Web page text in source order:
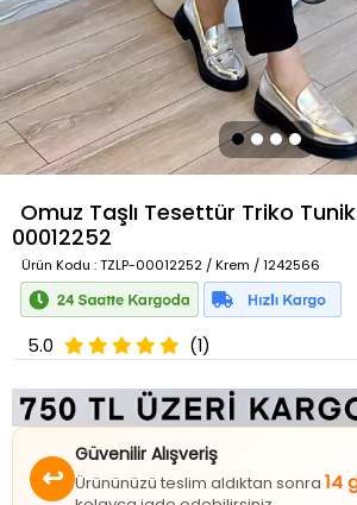
Omuz Taşlı Tesettür Triko Tunik
00012252
Ürün Kodu : TZLP-00012252 / Krem / 1242566
5.0 (1)
Güvenilir Alışveriş
Ürününüzü teslim aldıktan sonra
kolayca iade edebilirsiniz.